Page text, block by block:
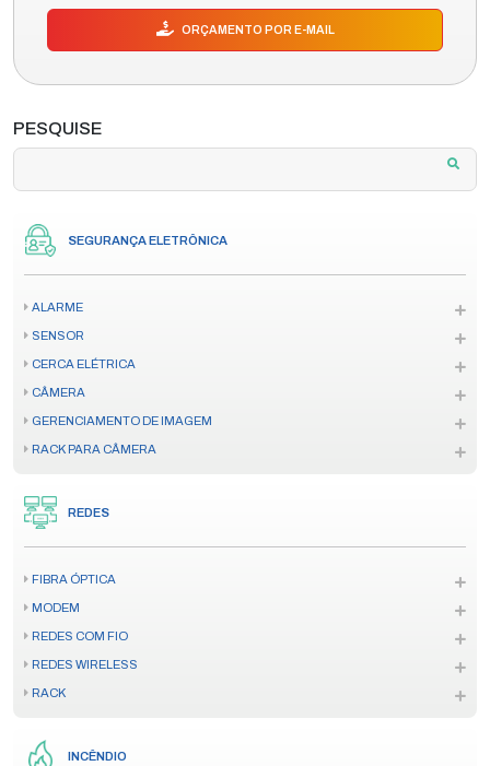
PESQUISE
SEGURANÇA ELETRÔNICA
ALARME
SENSOR
CERCA ELÉTRICA
CÂMERA
GERENCIAMENTO DE IMAGEM
RACK PARA CÂMERA
REDES
FIBRA ÓPTICA
MODEM
REDES COM FIO
REDES WIRELESS
RACK
INCÊNDIO
ORÇAMENTO POR E-MAIL